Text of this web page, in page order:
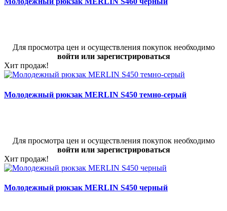
Для просмотра цен и осуществления покупок необходимо
войти или зарегистрироваться
Хит продаж!
Молодежный рюкзак MERLIN S450 темно-серый
Для просмотра цен и осуществления покупок необходимо
войти или зарегистрироваться
Хит продаж!
Молодежный рюкзак MERLIN S450 черный